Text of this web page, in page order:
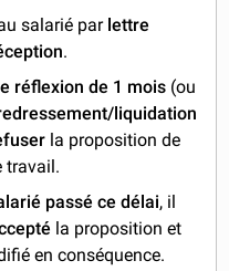
salarié par lettre
.
réflexion de 1 mois (ou
liquidation
la proposition de
travail.
passé ce délai, il
la proposition et
en conséquence.